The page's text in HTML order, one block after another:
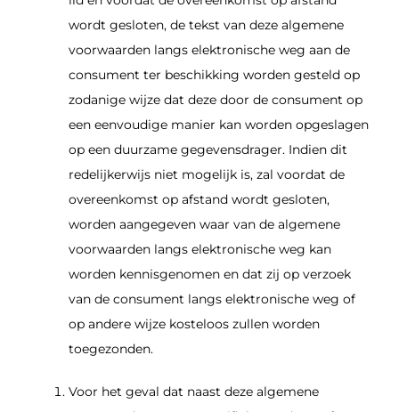
wordt gesloten, de tekst van deze algemene
voorwaarden langs elektronische weg aan de
consument ter beschikking worden gesteld op
zodanige wijze dat deze door de consument op
een eenvoudige manier kan worden opgeslagen
op een duurzame gegevensdrager. Indien dit
redelijkerwijs niet mogelijk is, zal voordat de
overeenkomst op afstand wordt gesloten,
worden aangegeven waar van de algemene
voorwaarden langs elektronische weg kan
worden kennisgenomen en dat zij op verzoek
van de consument langs elektronische weg of
op andere wijze kosteloos zullen worden
toegezonden.
Voor het geval dat naast deze algemene